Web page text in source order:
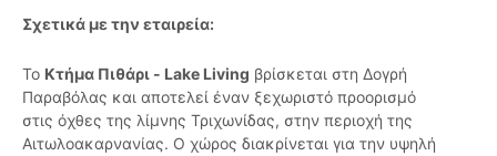
Σχετικά με την εταιρεία:
Το Κτήμα Πιθάρι - Lake Living βρίσκεται στη Δογρή
Παραβόλας και αποτελεί έναν ξεχωριστό προορισμό
στις όχθες της λίμνης Τριχωνίδας, στην περιοχή της
Αιτωλοακαρνανίας. Ο χώρος διακρίνεται για την υψηλή